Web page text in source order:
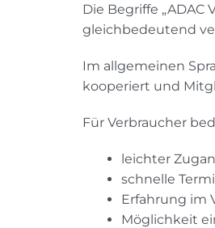
Die Begriffe „ADAC
gleichbedeutend
Im allgemeinen
kooperiert und
Für Verbraucher
leichter
schnelle
Erfahrung im
Möglichkeit